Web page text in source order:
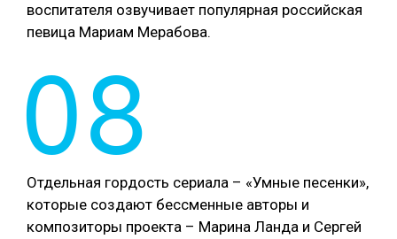
воспитателя озвучивает популярная российская
певица Мариам Мерабова.
08
Отдельная гордость сериала – «Умные песенки»,
которые создают бессменные авторы и
композиторы проекта – Марина Ланда и Сергей